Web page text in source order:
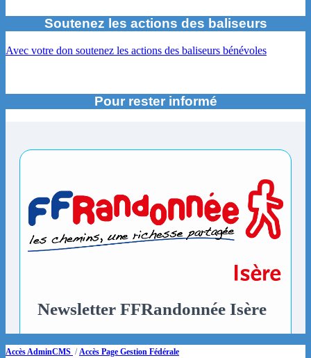
Soutenez les actions des baliseurs
Avec votre don soutenez les actions des baliseurs bénévoles
Pour rester informé
Accès AdminCMS /Accès Page Gestion Fédérale